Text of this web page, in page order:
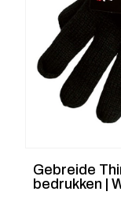
Gebreide
bedrukken |